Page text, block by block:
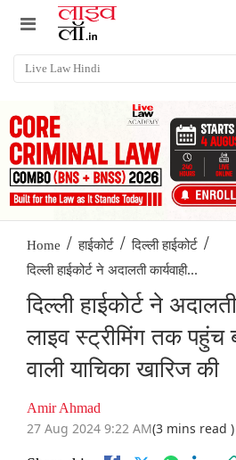
Home / हाईकोर्ट / दिल्ली हाईकोर्ट /
दिल्ली हाईकोर्ट ने अदालती कार्यवाही...
दिल्ली हाईकोर्ट ने
लाइव स्ट्रीमिंग तक पहुंच
वाली याचिका खारिज की
Amir Ahmad
27 Aug 2024 9:22 AM(3 mins read )